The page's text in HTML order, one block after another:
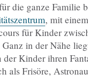
die ganze Familie
, mit einem
für Kinder
in der Nähe
der Kinder ihren
als Frisöre,